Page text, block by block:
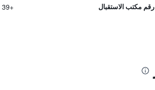
رقم مكتب الاستقبال +39 018 781 3713